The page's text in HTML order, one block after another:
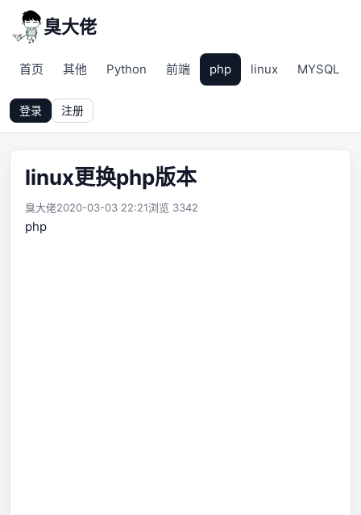
臭大佬
首页 其他 Python 前端 php linux MYSQL
登录 注册
linux更换php版本
臭大佬2020-03-03 22:21浏览 3342
php